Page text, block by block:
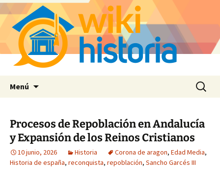
Menú Buscar:
Procesos de Repoblación en Andalucía
y Expansión de los Reinos Cristianos
10 junio, 2026 Historia Corona de aragon, Edad Media,
Historia de españa, reconquista, repoblación, Sancho Garcés III